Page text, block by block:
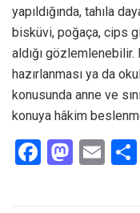
yapıldığında, tahıla
bisküvi, poğaça, cips
aldığı gözlemlenebilir.
hazırlanması ya da
konusunda anne ve
konuya hâkim
F
M E